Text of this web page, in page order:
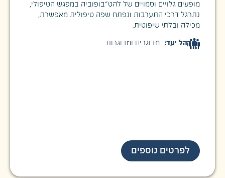
מופעים גלויים וסמויים של להט"בופוביה במפגש הטיפולי,
נתרגל דרכי התערבות ונפתח שפה טיפולית מאפשרת,
מכילה ובלתי שיפוטית.
קהל יעד: מבוגרים ומבוגרות
לפרטים נוספים